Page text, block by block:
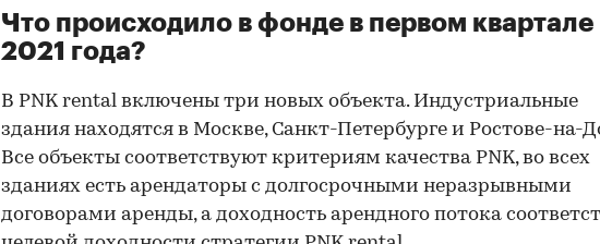
Что происходило в фонде в первом квартале
2021 года?
В PNK rental включены три новых объекта. Индустриальные
здания находятся в Москве, Санкт-Петербурге и Ростове-на-
Все объекты соответствуют критериям качества PNK, во всех
зданиях есть арендаторы с долгосрочными неразрывными
договорами аренды, а доходность арендного потока